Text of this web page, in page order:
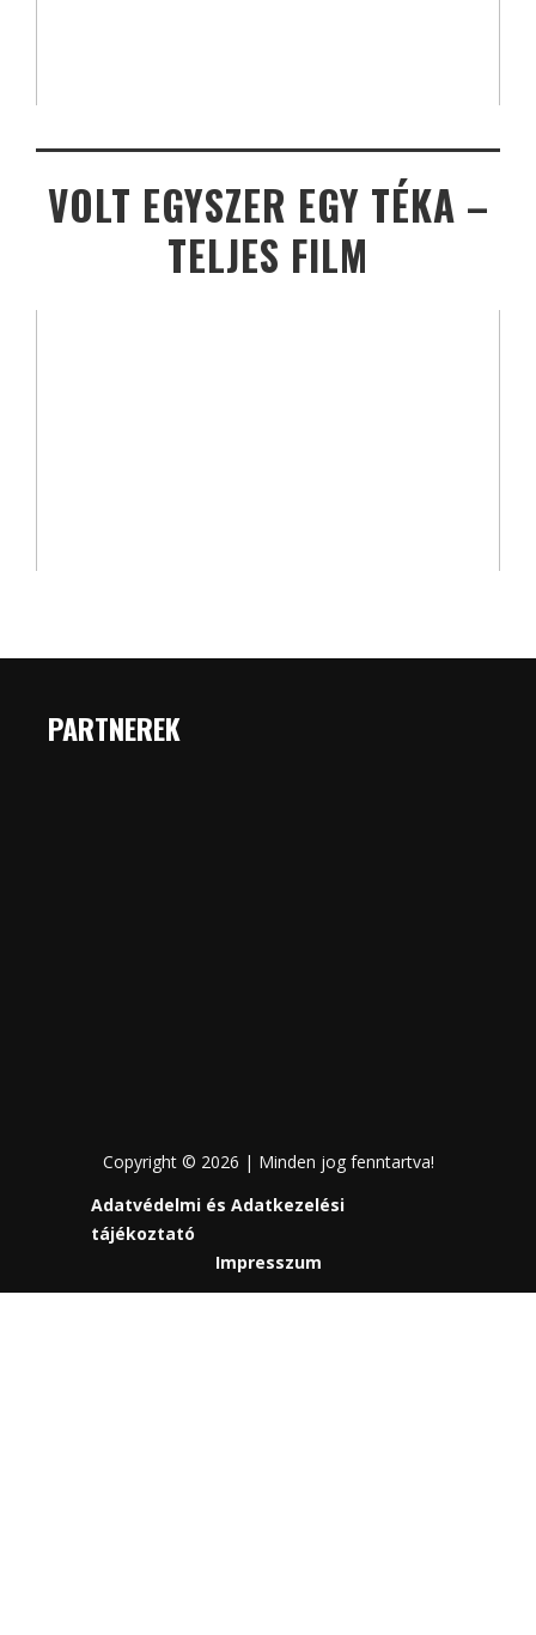
VOLT EGYSZER EGY TÉKA –
TELJES FILM
PARTNEREK
Copyright © 2026 | Minden jog fenntartva!
Adatvédelmi és Adatkezelési
tájékoztató
Impresszum